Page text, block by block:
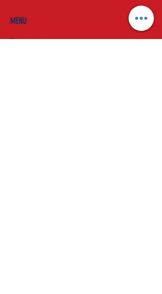
MENU
Tutti i prodotti